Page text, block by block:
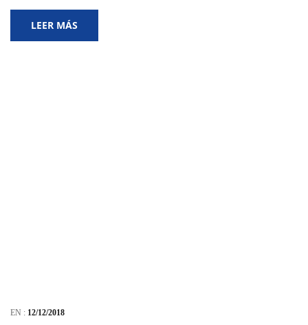
LEER MÁS
EN : 12/12/2018